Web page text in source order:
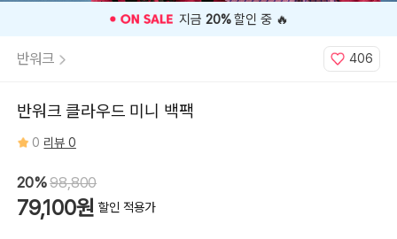
🎉 오늘 구매 찬스OPEN🎉
반워크 406
반워크 클라우드 미니 백팩
0 리뷰 0
20%98,800
79,100원 할인 적용가